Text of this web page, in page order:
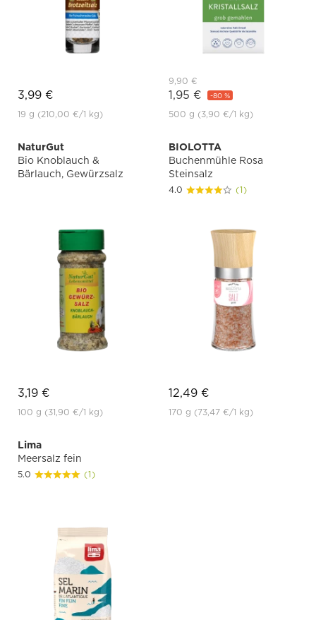
3,99 €
19 g (210,00 €/1 kg)
9,90 €
1,95 € -80 %
500 g (3,90 €/1 kg)
NaturGut
Bio Knoblauch &
Bärlauch, Gewürzsalz
3,19 €
100 g (31,90 €/1 kg)
BIOLOTTA
Buchenmühle Rosa
Steinsalz
4.0 (1)
12,49 €
170 g (73,47 €/1 kg)
Lima
Meersalz fein
5.0 (1)